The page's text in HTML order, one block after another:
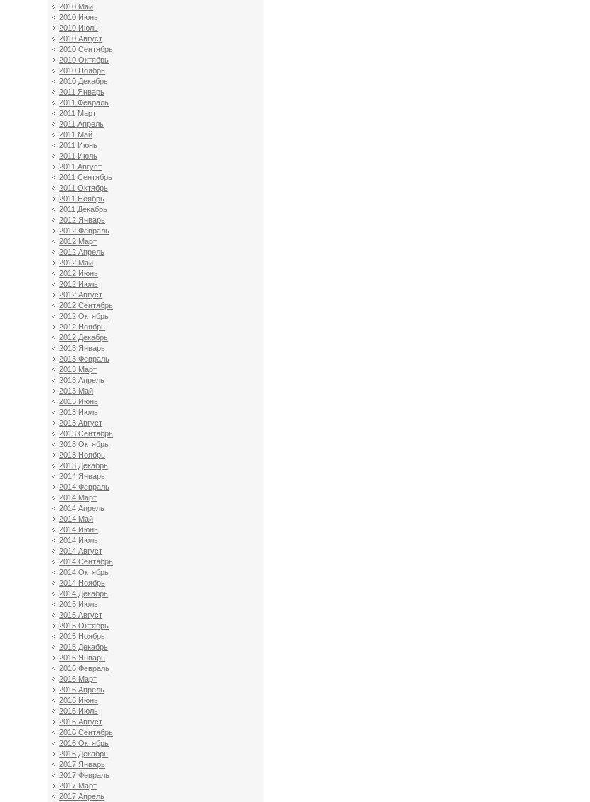
2010 Май
2010 Июнь
2010 Июль
2010 Август
2010 Сентябрь
2010 Октябрь
2010 Ноябрь
2010 Декабрь
2011 Январь
2011 Февраль
2011 Март
2011 Апрель
2011 Май
2011 Июнь
2011 Июль
2011 Август
2011 Сентябрь
2011 Октябрь
2011 Ноябрь
2011 Декабрь
2012 Январь
2012 Февраль
2012 Март
2012 Апрель
2012 Май
2012 Июнь
2012 Июль
2012 Август
2012 Сентябрь
2012 Октябрь
2012 Ноябрь
2012 Декабрь
2013 Январь
2013 Февраль
2013 Март
2013 Апрель
2013 Май
2013 Июнь
2013 Июль
2013 Август
2013 Сентябрь
2013 Октябрь
2013 Ноябрь
2013 Декабрь
2014 Январь
2014 Февраль
2014 Март
2014 Апрель
2014 Май
2014 Июнь
2014 Июль
2014 Август
2014 Сентябрь
2014 Октябрь
2014 Ноябрь
2014 Декабрь
2015 Июль
2015 Август
2015 Октябрь
2015 Ноябрь
2015 Декабрь
2016 Январь
2016 Февраль
2016 Март
2016 Апрель
2016 Июнь
2016 Июль
2016 Август
2016 Сентябрь
2016 Октябрь
2016 Декабрь
2017 Январь
2017 Февраль
2017 Март
2017 Апрель